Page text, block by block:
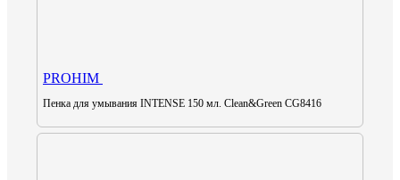
PROHIM
Пенка для умывания INTENSE 150 мл. Clean&Green CG8416